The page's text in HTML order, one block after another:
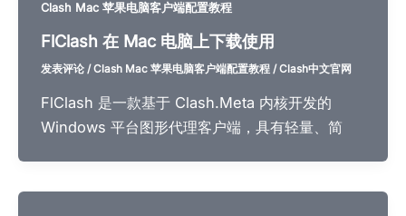
Clash Mac 苹果电脑客户端配置教程
FlClash 在 Mac 电脑上下载使用
发表评论 /Clash Mac 苹果电脑客户端配置教程/Clash中文官网
FlClash 是一款基于 Clash.Meta 内核开发的
Windows 平台图形代理客户端，具有轻量、简